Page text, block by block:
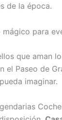
de la época.
que aman
el Paseo de
imaginar.